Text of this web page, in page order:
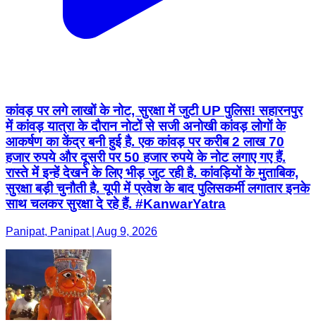
कांवड़ पर लगे लाखों के नोट, सुरक्षा में जुटी UP पुलिस! सहारनपुर
में कांवड़ यात्रा के दौरान नोटों से सजी अनोखी कांवड़ लोगों के
आकर्षण का केंद्र बनी हुई है. एक कांवड़ पर करीब 2 लाख 70
हजार रुपये और दूसरी पर 50 हजार रुपये के नोट लगाए गए हैं.
रास्ते में इन्हें देखने के लिए भीड़ जुट रही है. कांवड़ियों के मुताबिक,
सुरक्षा बड़ी चुनौती है. यूपी में प्रवेश के बाद पुलिसकर्मी लगातार इनके
साथ चलकर सुरक्षा दे रहे हैं. #KanwarYatra
Panipat, Panipat | Aug 9, 2026